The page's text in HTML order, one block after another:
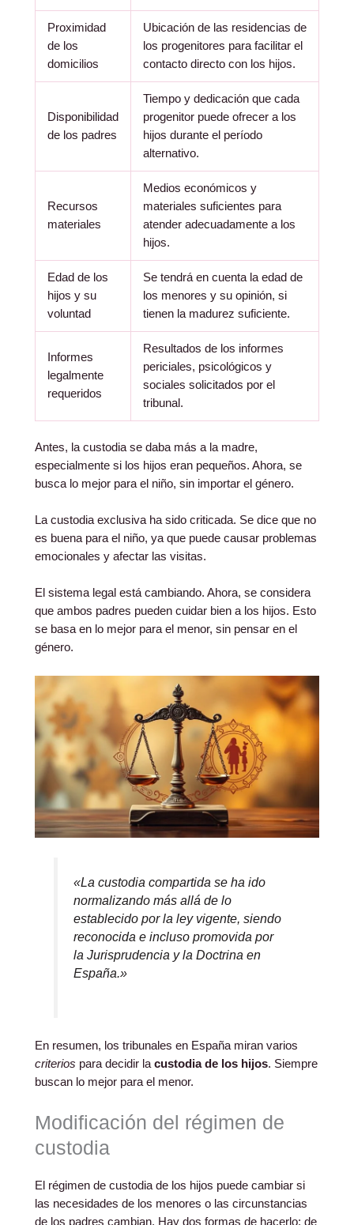
Proximidad
de los
domicilios
Ubicación de las residencias de
los progenitores para facilitar el
contacto directo con los hijos.
Disponibilidad
de los padres
Tiempo y dedicación que cada
progenitor puede ofrecer a los
hijos durante el período
alternativo.
Recursos
materiales
Medios económicos y
materiales suficientes para
atender adecuadamente a los
hijos.
Edad de los
hijos y su
voluntad
Se tendrá en cuenta la edad de
los menores y su opinión, si
tienen la madurez suficiente.
Informes
legalmente
requeridos
Resultados de los informes
periciales, psicológicos y
sociales solicitados por el
tribunal.
Antes, la custodia se daba más a la madre,
especialmente si los hijos eran pequeños. Ahora, se
busca lo mejor para el niño, sin importar el género.
La custodia exclusiva ha sido criticada. Se dice que no
es buena para el niño, ya que puede causar problemas
emocionales y afectar las visitas.
El sistema legal está cambiando. Ahora, se considera
que ambos padres pueden cuidar bien a los hijos. Esto
se basa en lo mejor para el menor, sin pensar en el
género.
«La custodia compartida se ha ido
normalizando más allá de lo
establecido por la ley vigente, siendo
reconocida e incluso promovida por
la Jurisprudencia y la Doctrina en
España.»
En resumen, los tribunales en España miran varios
criterios para decidir lacustodia de los hijos. Siempre
buscan lo mejor para el menor.
Modificación del régimen de
custodia
El régimen de custodia de los hijos puede cambiar si
las necesidades de los menores o las circunstancias
de los padres cambian. Hay dos formas de hacerlo: de